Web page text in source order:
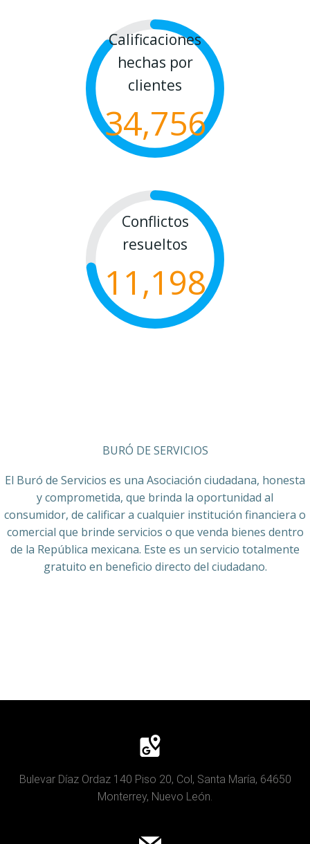
Calificaciones
hechas por
clientes
34,756
Conflictos
resueltos
11,198
BURÓ DE SERVICIOS
El Buró de Servicios es una Asociación ciudadana, honesta
y comprometida, que brinda la oportunidad al
consumidor, de calificar a cualquier institución financiera o
comercial que brinde servicios o que venda bienes dentro
de la República mexicana. Este es un servicio totalmente
gratuito en beneficio directo del ciudadano.
Bulevar Díaz Ordaz 140 Piso 20, Col, Santa María, 64650
Monterrey, Nuevo León.